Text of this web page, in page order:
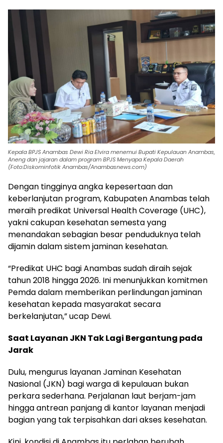
Kepala BPJS Anambas Dewi Ria Elvira menemui Bupati Kepulauan Anambas,
Aneng dan jajaran dalam program BPJS Menyapa Kepala Daerah
(Foto:Diskominfotik Anambas/Anambasnews.com)
Dengan tingginya angka kepesertaan dan
keberlanjutan program, Kabupaten Anambas telah
meraih predikat Universal Health Coverage (UHC),
yakni cakupan kesehatan semesta yang
menandakan sebagian besar penduduknya telah
dijamin dalam sistem jaminan kesehatan.
“Predikat UHC bagi Anambas sudah diraih sejak
tahun 2018 hingga 2026. Ini menunjukkan komitmen
Pemda dalam memberikan perlindungan jaminan
kesehatan kepada masyarakat secara
berkelanjutan,” ucap Dewi.
Saat Layanan JKN Tak Lagi Bergantung pada
Jarak
Dulu, mengurus layanan Jaminan Kesehatan
Nasional (JKN) bagi warga di kepulauan bukan
perkara sederhana. Perjalanan laut berjam-jam
hingga antrean panjang di kantor layanan menjadi
bagian yang tak terpisahkan dari akses kesehatan.